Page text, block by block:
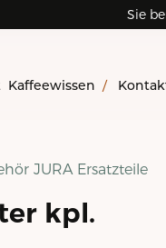
Sie
Kaffeewissen /
JURA Ersatzteile
kpl.